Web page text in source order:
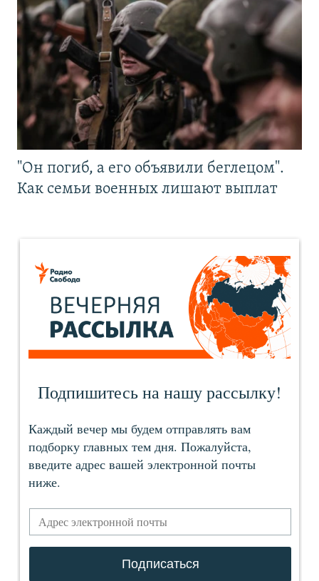
"Он погиб, а его объявили беглецом".
Как семьи военных лишают выплат